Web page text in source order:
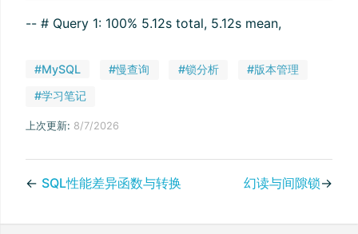
-- # Query 1: 100% 5.12s total, 5.12s mean,
#MySQL #慢查询 #锁分析
#版本管理
#学习笔记
上次更新: 8/7/2026
← SQL性能差异函数与转换 幻读与间隙锁→